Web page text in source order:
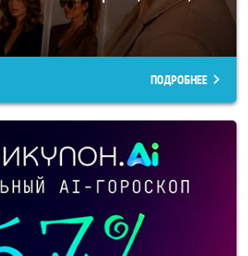
ПОДРОБНЕЕ